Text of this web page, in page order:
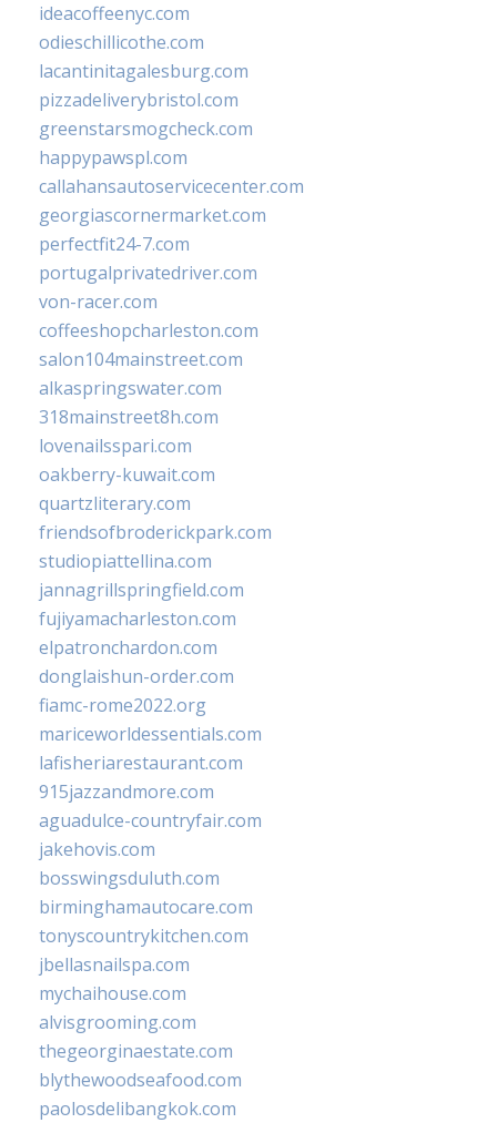
ideacoffeenyc.com
odieschillicothe.com
lacantinitagalesburg.com
pizzadeliverybristol.com
greenstarsmogcheck.com
happypawspl.com
callahansautoservicecenter.com
georgiascornermarket.com
perfectfit24-7.com
portugalprivatedriver.com
von-racer.com
coffeeshopcharleston.com
salon104mainstreet.com
alkaspringswater.com
318mainstreet8h.com
lovenailsspari.com
oakberry-kuwait.com
quartzliterary.com
friendsofbroderickpark.com
studiopiattellina.com
jannagrillspringfield.com
fujiyamacharleston.com
elpatronchardon.com
donglaishun-order.com
fiamc-rome2022.org
mariceworldessentials.com
lafisheriarestaurant.com
915jazzandmore.com
aguadulce-countryfair.com
jakehovis.com
bosswingsduluth.com
birminghamautocare.com
tonyscountrykitchen.com
jbellasnailspa.com
mychaihouse.com
alvisgrooming.com
thegeorginaestate.com
blythewoodseafood.com
paolosdelibangkok.com